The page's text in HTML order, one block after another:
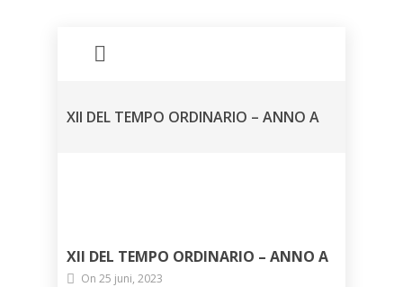
XII DEL TEMPO ORDINARIO – ANNO A
XII DEL TEMPO ORDINARIO – ANNO A
On 25 juni, 2023